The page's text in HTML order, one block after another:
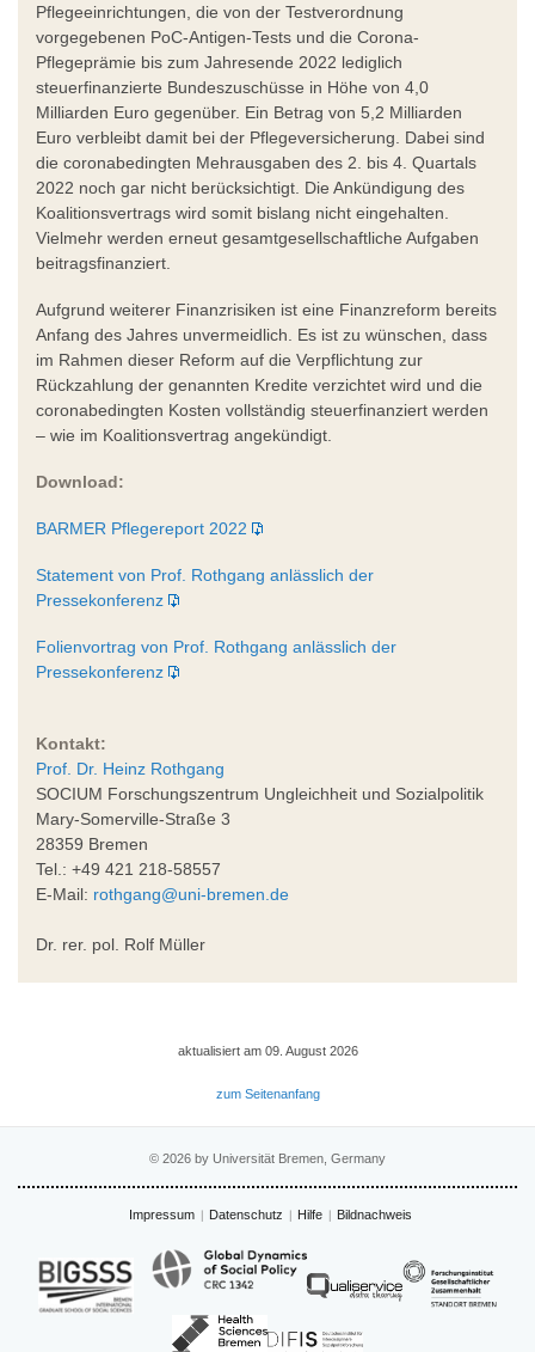
Pflegeeinrichtungen, die von der Testverordnung
vorgegebenen PoC-Antigen-Tests und die Corona-
Pflegeprämie bis zum Jahresende 2022 lediglich
steuerfinanzierte Bundeszuschüsse in Höhe von 4,0
Milliarden Euro gegenüber. Ein Betrag von 5,2 Milliarden
Euro verbleibt damit bei der Pflegeversicherung. Dabei sind
die coronabedingten Mehrausgaben des 2. bis 4. Quartals
2022 noch gar nicht berücksichtigt. Die Ankündigung des
Koalitionsvertrags wird somit bislang nicht eingehalten.
Vielmehr werden erneut gesamtgesellschaftliche Aufgaben
beitragsfinanziert.
Aufgrund weiterer Finanzrisiken ist eine Finanzreform bereits
Anfang des Jahres unvermeidlich. Es ist zu wünschen, dass
im Rahmen dieser Reform auf die Verpflichtung zur
Rückzahlung der genannten Kredite verzichtet wird und die
coronabedingten Kosten vollständig steuerfinanziert werden
– wie im Koalitionsvertrag angekündigt.
Download:
BARMER Pflegereport 2022
Statement von Prof. Rothgang anlässlich der
Pressekonferenz
Folienvortrag von Prof. Rothgang anlässlich der
Pressekonferenz
Kontakt:
Prof. Dr. Heinz Rothgang
SOCIUM Forschungszentrum Ungleichheit und Sozialpolitik
Mary-Somerville-Straße 3
28359 Bremen
Tel.: +49 421 218-58557
E-Mail: rothgang@uni-bremen.de
Dr. rer. pol. Rolf Müller
aktualisiert am 09. August 2026
zum Seitenanfang
© 2026 by Universität Bremen, Germany
Impressum Datenschutz Hilfe Bildnachweis